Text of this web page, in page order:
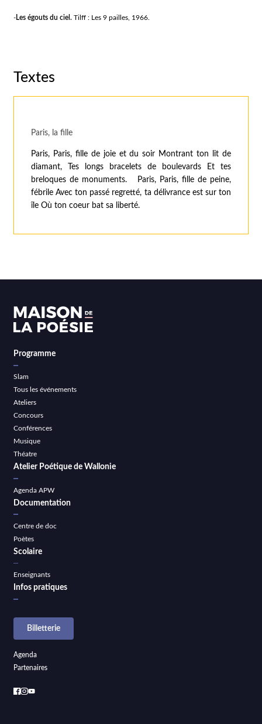
-Les égouts du ciel. Tilff : Les 9 pailles, 1966.
Textes
Paris, la fille
Paris, Paris, fille de joie et du soir Montrant ton lit de
diamant, Tes longs bracelets de boulevards Et tes
breloques de monuments. Paris, Paris, fille de peine,
fébrile Avec ton passé regretté, ta délivrance est sur ton
île Où ton coeur bat sa liberté.
Programme
Slam
Tous les événements
Ateliers
Concours
Conférences
Musique
Théatre
Atelier Poétique de Wallonie
Agenda APW
Documentation
Centre de doc
Poètes
Scolaire
Enseignants
Infos pratiques
Billetterie
Agenda
Partenaires